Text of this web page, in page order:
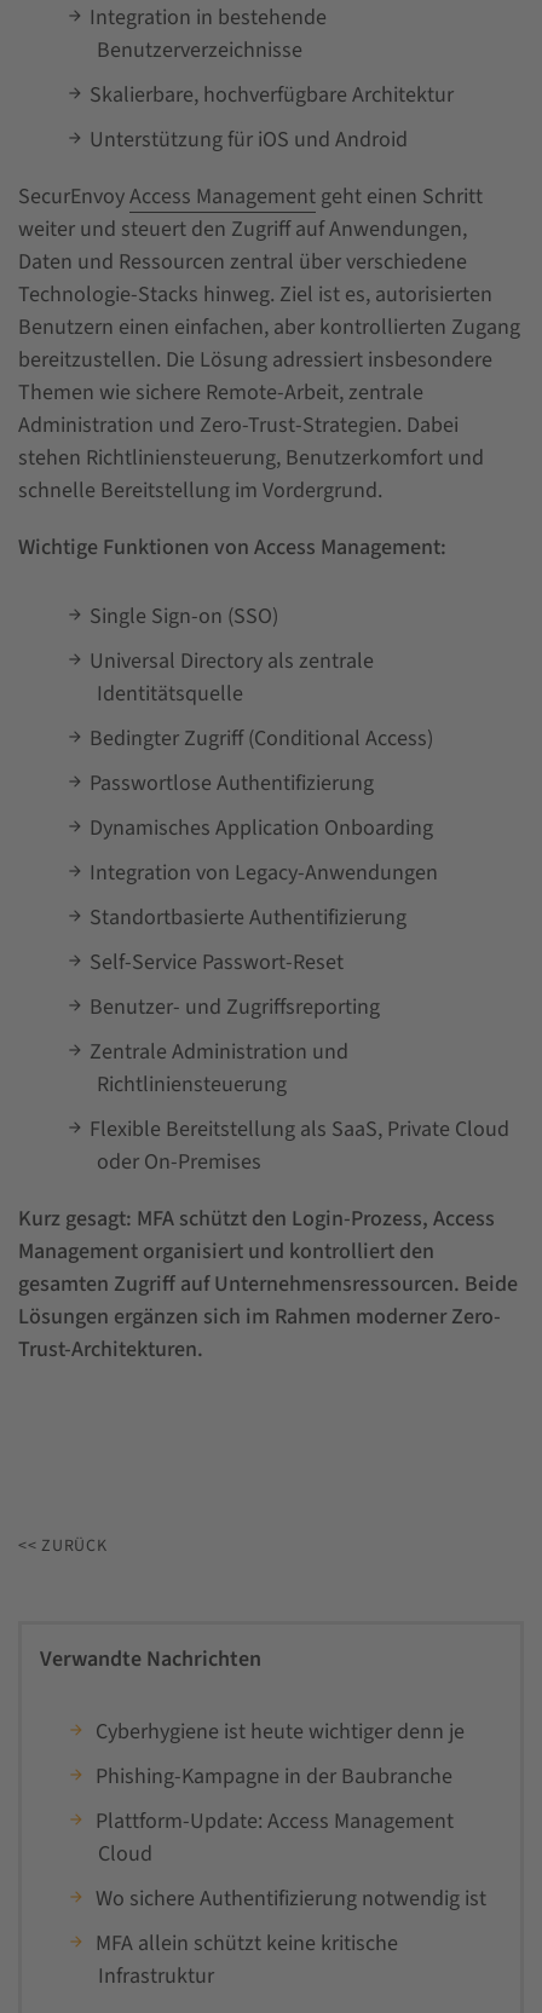
Integration in bestehende
Benutzerverzeichnisse
Skalierbare, hochverfügbare Architektur
Unterstützung für iOS und Android
SecurEnvoyAccess Management geht einen Schritt
weiter und steuert den Zugriff auf Anwendungen,
Daten und Ressourcen zentral über verschiedene
Technologie-Stacks hinweg. Ziel ist es, autorisierten
Benutzern einen einfachen, aber kontrollierten Zugang
bereitzustellen. Die Lösung adressiert insbesondere
Themen wie sichere Remote-Arbeit, zentrale
Administration und Zero-Trust-Strategien. Dabei
stehen Richtliniensteuerung, Benutzerkomfort und
schnelle Bereitstellung im Vordergrund.
Wichtige Funktionen von Access Management:
Single Sign-on (SSO)
Universal Directory als zentrale
Identitätsquelle
Bedingter Zugriff (Conditional Access)
Passwortlose Authentifizierung
Dynamisches Application Onboarding
Integration von Legacy-Anwendungen
Standortbasierte Authentifizierung
Self-Service Passwort-Reset
Benutzer- und Zugriffsreporting
Zentrale Administration und
Richtliniensteuerung
Flexible Bereitstellung als SaaS, Private Cloud
oder On-Premises
Kurz gesagt: MFA schützt den Login-Prozess, Access
Management organisiert und kontrolliert den
gesamten Zugriff auf Unternehmensressourcen. Beide
Lösungen ergänzen sich im Rahmen moderner Zero-
Trust-Architekturen.
<< ZURÜCK
Verwandte Nachrichten
Cyberhygiene ist heute wichtiger denn je
Phishing-Kampagne in der Baubranche
Plattform-Update: Access Management
Cloud
Wo sichere Authentifizierung notwendig ist
MFA allein schützt keine kritische
Infrastruktur